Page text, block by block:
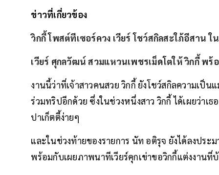
ข่าวที่เกี่ยวข้อง
วิกกี้ โพสต์ทีเซอร์ควง เวียร์ โชว์สกิลสะใภ้อีสาน
เวียร์ ศุกลวัฒน์ สวมแหวนเพชรเม็ดโตให้ วิกกี้ พ
งานนี้ว่าที่เจ้าสาวคนสวย วิกกี้ ยังโชว์สกิลความเป็
ร่วมทริปอีกด้วย ซึ่งในช่วงหนึ่งสาว วิกกี้ ได้เผยว่า
ปาเก็ตตี้ง่ายๆ
และในช่วงท้ายของรายการ นัท อติรุจ ยังได้ลงปร
พร้อมกับเผยภาพนาทีเวียร์คุกเข่าขอวิกกี้แต่งงานที่